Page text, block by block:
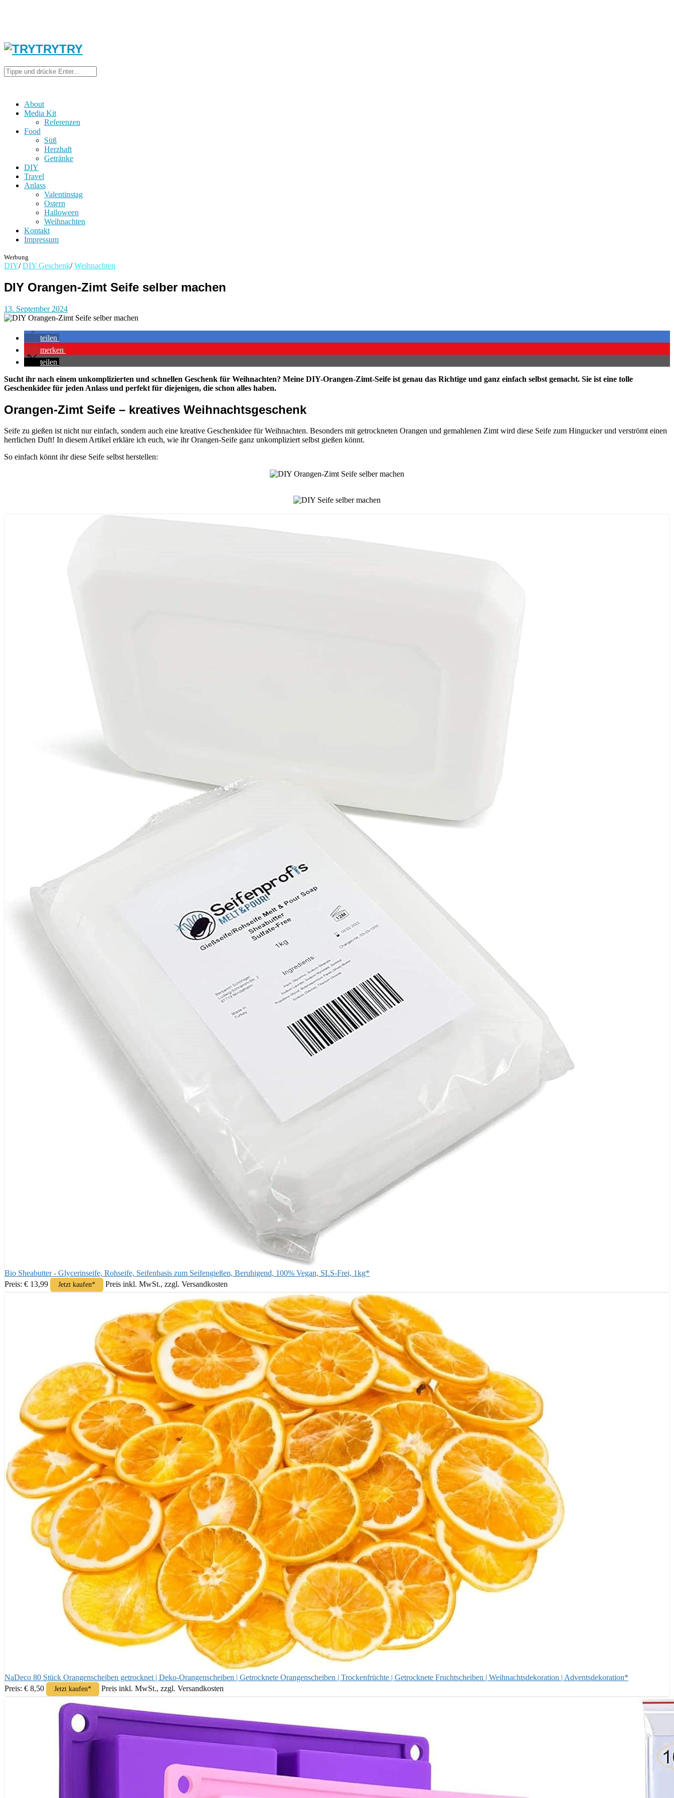
About
Media Kit
Referenzen
Food
Süß
Herzhaft
Getränke
DIY
Travel
Anlass
Valentinstag
Ostern
Halloween
Weihnachten
Kontakt
Impressum
Werbung
DIY/ DIY Geschenk/ Weihnachten
DIY Orangen-Zimt Seife selber machen
13. September 2024
teilen
merken
teilen
Sucht ihr nach einem unkomplizierten und schnellen Geschenk für Weihnachten? Meine DIY-Orangen-Zimt-Seife ist genau das Richtige und ganz einfach selbst gemacht. Sie ist eine tolle
Geschenkidee für jeden Anlass und perfekt für diejenigen, die schon alles haben.
Orangen-Zimt Seife – kreatives Weihnachtsgeschenk
Seife zu gießen ist nicht nur einfach, sondern auch eine kreative Geschenkidee für Weihnachten. Besonders mit getrockneten Orangen und gemahlenen Zimt wird diese Seife zum Hingucker und verströmt einen
herrlichen Duft! In diesem Artikel erkläre ich euch, wie ihr Orangen-Seife ganz unkompliziert selbst gießen könnt.
So einfach könnt ihr diese Seife selbst herstellen:
Bio Sheabutter - Glycerinseife, Rohseife, Seifenbasis zum Seifengießen, Beruhigend, 100% Vegan, SLS-Frei, 1kg*
Preis: € 13,99
Jetzt kaufen* Preis inkl. MwSt., zzgl. Versandkosten
NaDeco 80 Stück Orangenscheiben getrocknet | Deko-Orangenscheiben | Getrocknete Orangenscheiben | Trockenfrüchte | Getrocknete Fruchtscheiben | Weihnachtsdekoration | Adventsdekoration*
Preis: € 8,50
Jetzt kaufen* Preis inkl. MwSt., zzgl. Versandkosten